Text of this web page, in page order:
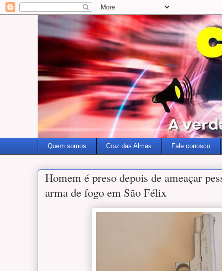
Quem somos Cruz das Almas Fale conosco
Homem é preso depois de ameaçar
arma de fogo em São Félix